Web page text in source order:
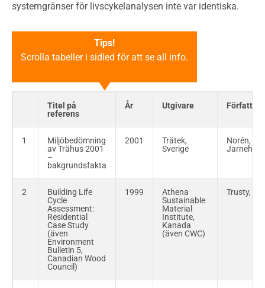
systemgränser för livscykelanalysen inte var identiska.
Tips!
Scrolla tabeller i sidled för att se all info.
Titel på
referens
År Utgivare Författare
1
Miljöbedömning
av Trähus 2001
–
bakgrundsfakta
2001
Trätek,
Sverige
Norén,
2
Building Life
Cycle
Assessment:
Residential
Case Study
(även
Environment
Bulletin 5,
Canadian Wood
Council)
1999
Athena
Sustainable
Material
Institute,
Kanada
(även CWC)
Trusty,